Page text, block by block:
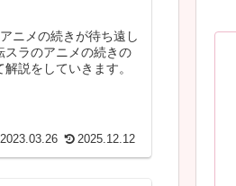
ニメの続きが待ち遠し
スラのアニメの続きの
説をしていきます。
2023.03.26 2025.12.12